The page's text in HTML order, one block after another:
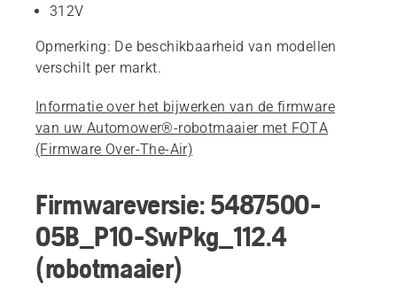
312V
Opmerking: De beschikbaarheid van modellen
verschilt per markt.
Informatie over het bijwerken van de firmware
van uw Automower®-robotmaaier met FOTA
(Firmware Over-The-Air)
Firmwareversie: 5487500-
05B_P10-SwPkg_112.4
(robotmaaier)